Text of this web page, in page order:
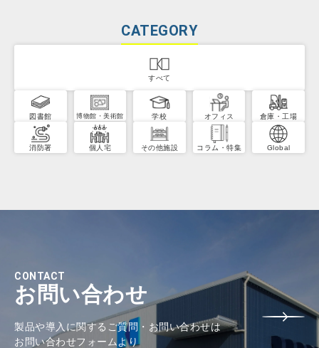
CATEGORY
すべて
図書館 博物館・美術館 学校 オフィス 倉庫・工場
消防署 個人宅 その他施設 コラム・特集 Global
CONTACT
お問い合わせ
製品や導入に関するご質問・お問い合わせは
お問い合わせフォームより